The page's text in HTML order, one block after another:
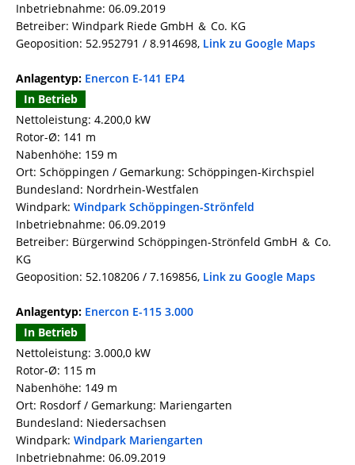
Inbetriebnahme: 06.09.2019
Betreiber: Windpark Riede GmbH ＆ Co. KG
Geoposition: 52.952791 / 8.914698, Link zu Google Maps
Anlagentyp: Enercon E-141 EP4
In Betrieb
Nettoleistung: 4.200,0 kW
Rotor-Ø: 141 m
Nabenhöhe: 159 m
Ort: Schöppingen / Gemarkung: Schöppingen-Kirchspiel
Bundesland: Nordrhein-Westfalen
Windpark: Windpark Schöppingen-Strönfeld
Inbetriebnahme: 06.09.2019
Betreiber: Bürgerwind Schöppingen-Strönfeld GmbH ＆ Co.
KG
Geoposition: 52.108206 / 7.169856, Link zu Google Maps
Anlagentyp: Enercon E-115 3.000
In Betrieb
Nettoleistung: 3.000,0 kW
Rotor-Ø: 115 m
Nabenhöhe: 149 m
Ort: Rosdorf / Gemarkung: Mariengarten
Bundesland: Niedersachsen
Windpark: Windpark Mariengarten
Inbetriebnahme: 06.09.2019